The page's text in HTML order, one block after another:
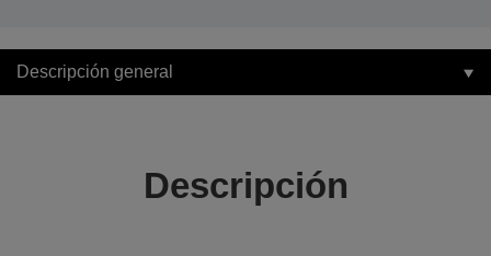
Descripción general
Descripción